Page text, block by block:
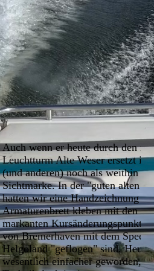
Auch wenn er heute durch den
Leuchtturm Alte Weser ersetzt
(und anderen) noch als weithin
Sichtmarke. In der "guten alten
hatten wir eine Handzeichnung
Armaturenbrett kleben mit den
markanten
von Bremerhaven mit dem
Helgoland "geflogen" sind. Heute
wesentlich einfacher geworden,